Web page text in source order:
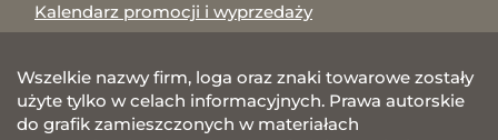
Kalendarz promocji i wyprzedaży
Wszelkie nazwy firm, loga oraz znaki towarowe zostały
użyte tylko w celach informacyjnych. Prawa autorskie
do grafik zamieszczonych w materiałach